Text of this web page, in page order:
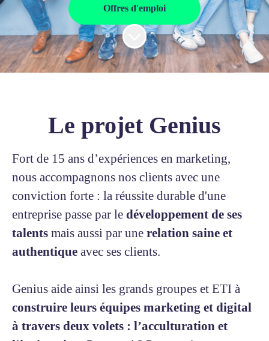
Offres d'emploi
Faire défiler jusqu'au contenu
Le projet Genius
Fort de 15 ans d’expériences en marketing,
nous accompagnons nos clients avec une
conviction forte : la réussite durable d'une
entreprise passe par le développement de ses
talents mais aussi par une relation saine et
authentique avec ses clients.
Genius aide ainsi les grands groupes et ETI à
construire leurs équipes marketing et digital
à travers deux volets : l’acculturation et